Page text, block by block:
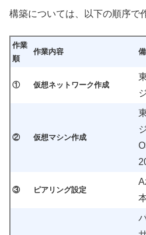
構築については、以下の順序で
作業
順
作業内容
① 仮想ネットワーク作成
② 仮想マシン作成
③ ピアリング設定